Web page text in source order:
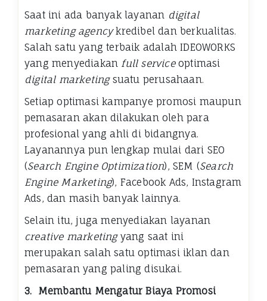
Saat ini ada banyak layanan digital
marketing agencykredibel dan berkualitas.
Salah satu yang terbaik adalah IDEOWORKS
yang menyediakan full serviceoptimasi
digital marketing suatu perusahaan.
Setiap optimasi kampanye promosi maupun
pemasaran akan dilakukan oleh para
profesional yang ahli di bidangnya.
Layanannya pun lengkap mulai dari SEO
(Search Engine Optimization), SEM (Search
Engine Marketing), Facebook Ads, Instagram
Ads, dan masih banyak lainnya.
Selain itu, juga menyediakan layanan
creative marketing yang saat ini
merupakan salah satu optimasi iklan dan
pemasaran yang paling disukai.
3. Membantu Mengatur Biaya Promosi